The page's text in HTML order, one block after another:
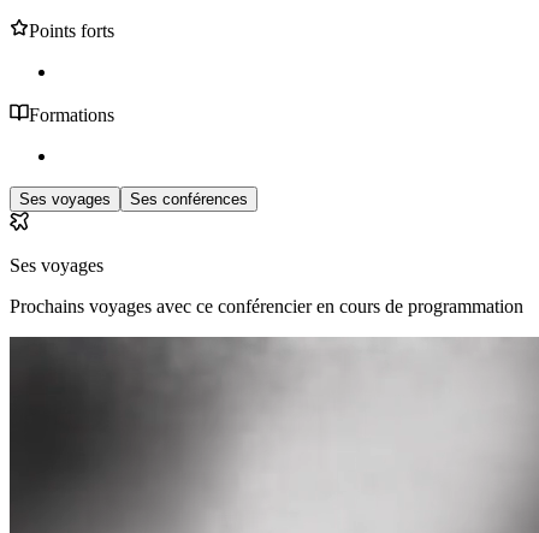
Points forts
Formations
Ses voyages Ses conférences
Ses voyages
Prochains voyages avec ce conférencier en cours de programmation